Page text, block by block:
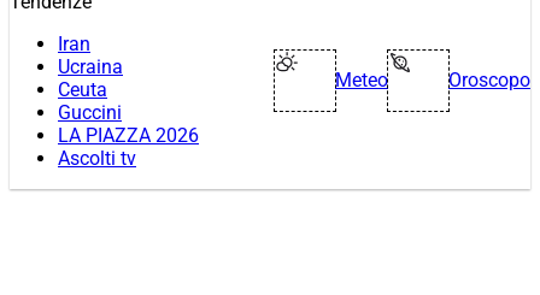
Iran
Ucraina
Ceuta
Guccini
LA PIAZZA 2026
Ascolti tv
Meteo Oroscopo